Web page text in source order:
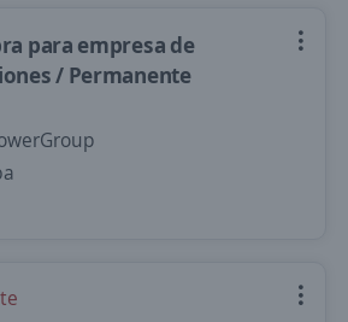
para empresa de
/ Permanente